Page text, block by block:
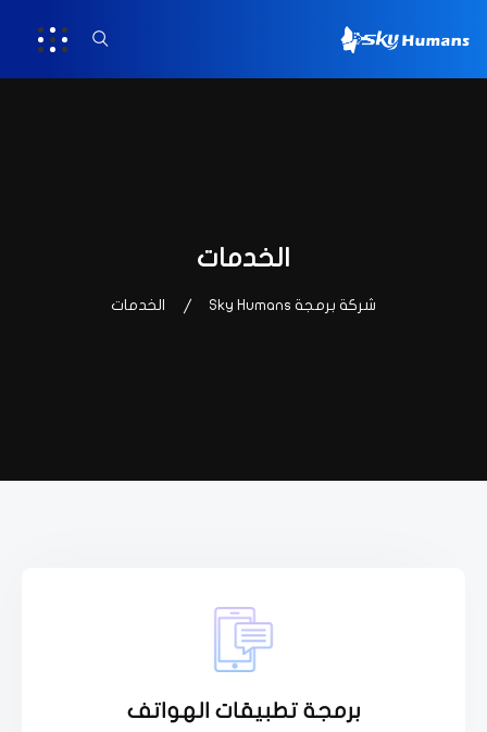
الخدمات
شركة برمجة Sky Humans الخدمات
برمجة تطبيقات الهواتف
جمهورك
تعرف اكثر